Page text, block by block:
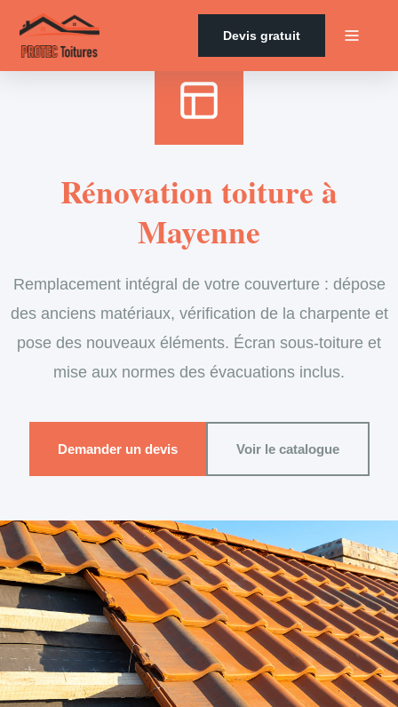
Devis gratuit
Rénovation toiture à
Mayenne
Remplacement intégral de votre couverture : dépose
des anciens matériaux, vérification de la charpente et
pose des nouveaux éléments. Écran sous-toiture et
mise aux normes des évacuations inclus.
Demander un devis Voir le catalogue